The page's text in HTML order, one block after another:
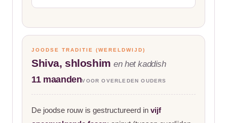
JOODSE TRADITIE (WERELDWIJD)
Shiva, shloshimen het kaddish
11 maandenVOOR OVERLEDEN OUDERS
De joodse rouw is gestructureerd in vijf